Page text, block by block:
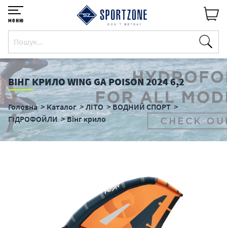
меню
ВІНГ КРИЛО WING GA POISON 2024 6,2
Головна Каталог ЛІТО
ВОДНИЙ СПОРТ
ГІДРОФОЙЛИ
Вінг крило